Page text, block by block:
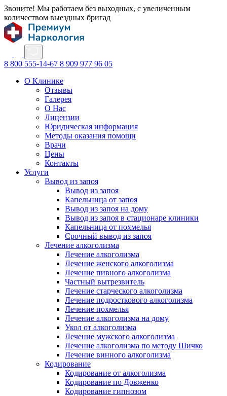
Звоните! Мы работаем без выходных, с увеличенным
количеством выездных бригад
8 800 555-14-67 8 909 977 96 05
О Клинике
Отзывы
Галерея
О Нас
Лицензии
Юридическая информация
Методы оказания помощи
Врачи
Цены
Контакты
Услуги
Вывод из запоя
Вывод из запоя
Капельница от запоя
Вывод из запоя на дому
Вывод из запоя в стационаре клиники
Капельница от похмелья
Срочный вывод из запоя
Лечение алкоголизма
Лечение алкоголизма
Лечение женского алкоголизма
Лечение пивного алкоголизма
Частный вытрезвитель
Лечение старческого алкоголизма
Лечение подросткового алкоголизма
Лечение похмелья
Лечение алкоголизма на дому
Укол от алкоголизма
Лечение мужского алкоголизма
Лечение алкоголизма по методу Шичко
Лечение винного алкоголизма
Кодирование
Кодирование от алкоголизма
Кодирование по Довженко
Кодирование гипнозом